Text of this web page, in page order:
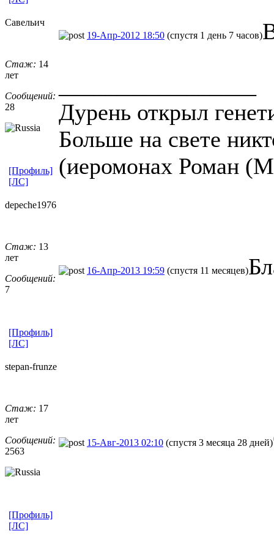
Савельич
Стаж: 14
лет
Сообщений:
28
19-Апр-2012 18:50 (спустя 1 день 7 часов)
Дурень открыл
Больше на свете
(иеромонах Роман
[Профиль]
[ЛС]
depeche1976
Стаж: 13
лет
Сообщений:
7
16-Апр-2013 19:59 (спустя 11 месяцев)
[Профиль]
[ЛС]
stepan-frunz​e
Стаж: 17
лет
Сообщений:
2563
15-Авг-2013 02:10 (спустя 3 месяца 28 дней)
[Профиль]
[ЛС]